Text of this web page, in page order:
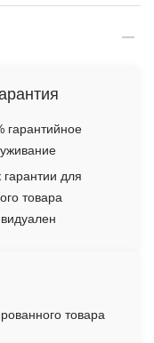
гарантийное
гарантии для
товара
товара